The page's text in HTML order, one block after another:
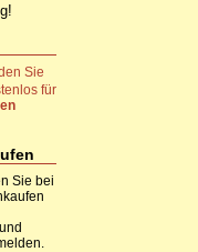
Sie
für
Sie bei